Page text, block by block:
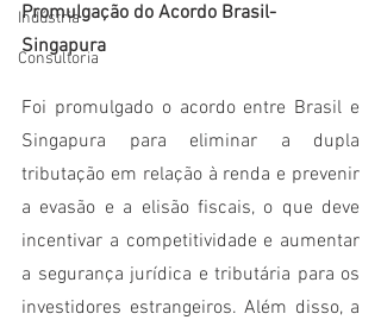
Indústria
Consultoria
Promulgação do Acordo Brasil-
Singapura
Foi promulgado o acordo entre Brasil e
Singapura para eliminar a dupla
tributação em relação à renda e prevenir
a evasão e a elisão fiscais, o que deve
incentivar a competitividade e aumentar
a segurança jurídica e tributária para os
investidores estrangeiros. Além disso, a